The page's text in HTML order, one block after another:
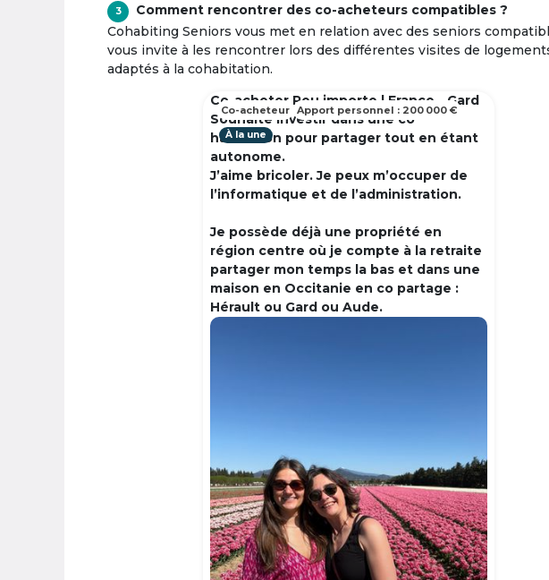
3
Comment rencontrer des co-acheteurs compatibles ?
Cohabiting Seniors vous met en relation avec des seniors
vous invite à les rencontrer lors des différentes visites de
adaptés à la cohabitation.
Co-acheter Peu importe | France - Gard
Souhaite investir dans une co
habitation pour partager tout en étant
autonome.
J’aime bricoler. Je peux m’occuper de
l’informatique et de l’administration.
Je possède déjà une propriété en
région centre où je compte à la retraite
partager mon temps la bas et dans une
maison en Occitanie en co partage :
Hérault ou Gard ou Aude.
À la une
Co-acheteur Apport personnel : 200 000 €